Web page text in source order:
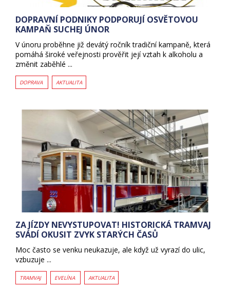
DOPRAVNÍ PODNIKY PODPORUJÍ OSVĚTOVOU
KAMPAŇ SUCHEJ ÚNOR
V únoru proběhne již devátý ročník tradiční kampaně, která
pomáhá široké veřejnosti prověřit její vztah k alkoholu a
změnit zaběhlé ...
DOPRAVA AKTUALITA
ZA JÍZDY NEVYSTUPOVAT! HISTORICKÁ TRAMVAJ
SVÁDÍ OKUSIT ZVYK STARÝCH ČASŮ
Moc často se venku neukazuje, ale když už vyrazí do ulic,
vzbuzuje ...
TRAMVAJ EVELÍNA AKTUALITA